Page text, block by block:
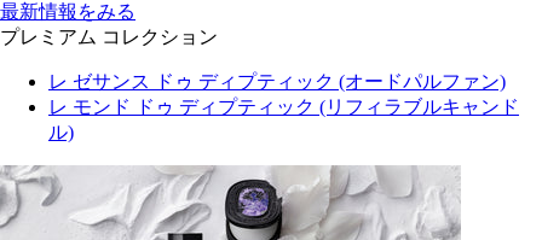
最新情報をみる
プレミアム コレクション
レ ゼサンス ドゥ ディプティック (オードパルファン)
レ モンド ドゥ ディプティック (リフィラブルキャンド
ル)